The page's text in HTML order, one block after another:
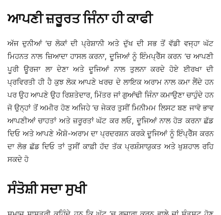
ਆਪਣੀ ਜ਼ਰੂਰਤ ਜਿੰਨਾ ਹੀ ਕਾਫੀ
ਅੱਜ ਦੁਨੀਆਂ ‘ਚ ਲੋਕਾਂ ਦੀ ਪ੍ਰੇਸ਼ਾਨੀ ਅਤੇ ਦੁੱਖ ਦੀ ਸਭ ਤੋਂ ਵੱਡੀ ਵਜ੍ਹਾ ਘੱਟ
ਮਿਹਨਤ ਨਾਲ ਜ਼ਿਆਦਾ ਹਾਸਲ ਕਰਨਾ, ਦੂਜਿਆਂ ਨੂੰ ਇੰਮਪ੍ਰੈੱਸ ਕਰਨ ‘ਚ ਆਪਣੀ
ਪੂਰੀ ਊਰਜਾ ਲਾ ਦੇਣਾ ਅਤੇ ਦੂਜਿਆਂ ਨਾਲ ਤੁਲਨਾ ਕਰਦੇ ਹੋਏ ਈਰਖਾ ਦੀ
ਪ੍ਰਵਿਰਤੀ ਹੀ ਹੈ ਕੁਝ ਲੋਕ ਆਪਣੇ ਖਰਚ ਦੇ ਲਾਇਕ ਅਰਾਮ ਨਾਲ ਕਮਾ ਲੈਂਦੇ ਹਨ
ਪਰ ਉਹ ਆਪਣੇ ਉਹ ਰਿਸ਼ਤੇਦਾਰ, ਮਿੱਤਰ ਜਾਂ ਗੁਆਂਢੀ ਜਿੰਨਾ ਕਮਾਉਣਾ ਚਾਹੁੰਦੇ ਹਨ
ਜੋ ਉਨ੍ਹਾਂ ਤੋਂ ਅਮੀਰ ਹੋਣ ਅਜਿਹੇ ‘ਚ ਜੇਕਰ ਤੁਸੀਂ ਮਿਨੀਮਮ ਲਿਸਟ ਬਣ ਜਾਵੋ ਭਾਵ
ਆਪਣੀਆਂ ਚਾਹਤਾਂ ਅਤੇ ਜ਼ਰੂਰਤਾਂ ਘੱਟ ਕਰ ਲਓ, ਦੂਜਿਆਂ ਨਾਲ ਹੋੜ ਕਰਨਾ ਛੱਡ
ਦਿਓ ਅਤੇ ਆਪਣੇ ਐਸ਼ੋ-ਅਰਾਮ ਦਾ ਪ੍ਰਦਰਸ਼ਨ ਕਰਕੇ ਦੂਜਿਆਂ ਨੂੰ ਇੰਪ੍ਰੈੱਸ ਕਰਨ
ਦਾ ਲੋਭ ਛੱਡ ਦਿਓ ਤਾਂ ਤੁਸੀਂ ਕਾਫ਼ੀ ਹੱਦ ਤੱਕ ਪ੍ਰਸ਼ੰਸਾਯੁਕਤ ਅਤੇ ਖੁਸ਼ਹਾਲ ਰਹਿ
ਸਕਦੇ ਹੋ
ਸੰਤੋਸ਼ੀ ਸਦਾ ਸੁਖੀ